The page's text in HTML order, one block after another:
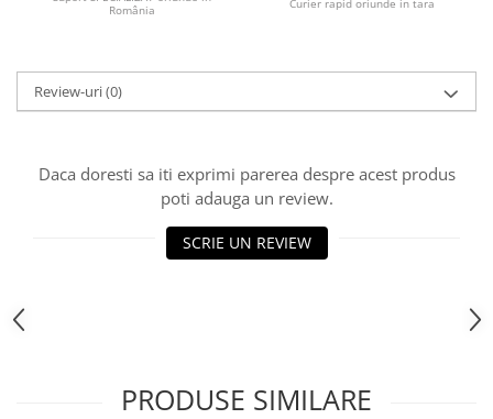
România
Curier rapid oriunde in tara
Review-uri(0)
Daca doresti sa iti exprimi parerea despre acest produs
poti adauga un review.
SCRIE UN REVIEW
PRODUSE SIMILARE